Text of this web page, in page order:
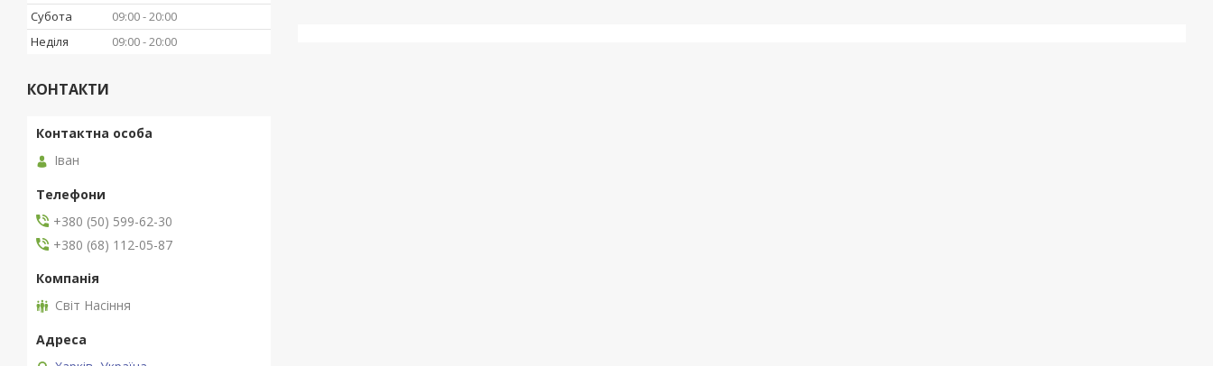
Субота
09:00 20:00
Неділя
09:00 20:00
КОНТАКТИ
Іван
+380 (50) 599-62-30
+380 (68) 112-05-87
Світ Насіння